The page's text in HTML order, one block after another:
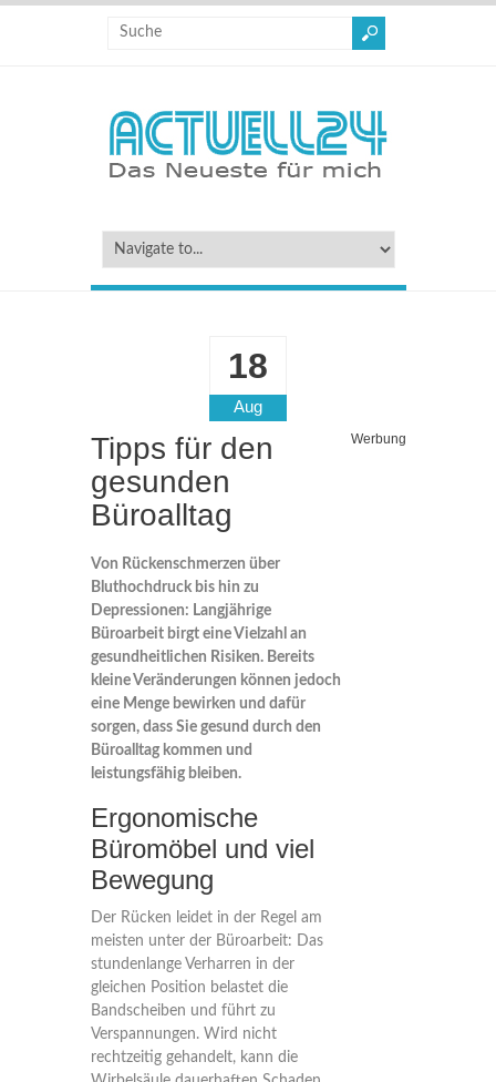
18
Aug
Tipps für den
gesunden
Büroalltag
Werbung
Von Rückenschmerzen über
Bluthochdruck bis hin zu
Depressionen: Langjährige
Büroarbeit birgt eine Vielzahl an
gesundheitlichen Risiken. Bereits
kleine Veränderungen können jedoch
eine Menge bewirken und dafür
sorgen, dass Sie gesund durch den
Büroalltag kommen und
leistungsfähig bleiben.
Ergonomische
Büromöbel und viel
Bewegung
Der Rücken leidet in der Regel am
meisten unter der Büroarbeit: Das
stundenlange Verharren in der
gleichen Position belastet die
Bandscheiben und führt zu
Verspannungen. Wird nicht
rechtzeitig gehandelt, kann die